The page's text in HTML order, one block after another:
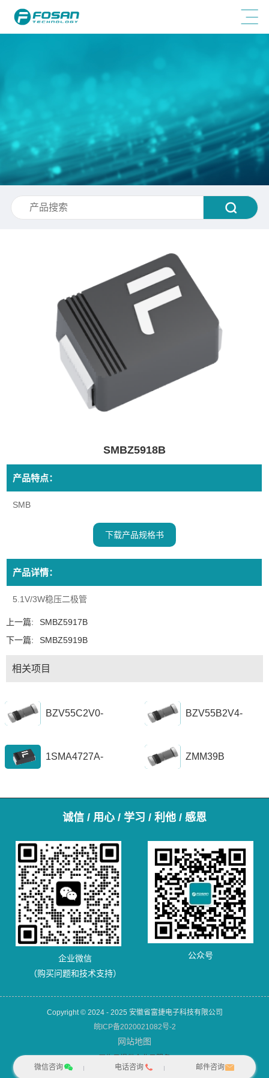
SMBZ5918B
产品特点：
SMB
下载产品规格书
产品详情：
5.1V/3W稳压二极管
上一篇:
SMBZ5917B
下一篇:
SMBZ5919B
相关项目
BZV55C2V0- BZV55B2V4-
1SMA4727A-
ZMM39B
诚信 / 用心 / 学习 / 利他 / 感恩
企业微信
（购买问题和技术支持）
公众号
Copyright © 2024 - 2025 安徽省富捷电子科技有限公司
皖ICP备2020021082号-2
网站地图
微信咨询
电话咨询 邮件咨询